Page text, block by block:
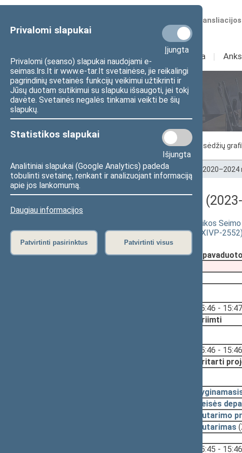
Privalomi slapukai
Įjungta
Privalomi (seanso) slapukai naudojami e-
seimas.lrs.lt ir www.e-tar.lt svetainėse, jie reikalingi
pagrindinių svetainės funkcijų veikimui užtikrinti ir
Jūsų duotam sutikimui su slapuku išsaugoti, jei tokį
davėte. Svetainės negalės tinkamai veikti be šių
slapukų.
Statistikos slapukai
Išjungta
Analitiniai slapukai (Google Analytics) padeda
tobulinti svetainę, renkant ir analizuojant informaciją
apie jos lankomumą.
Daugiau informacijos
Patvirtinti pasirinktus Patvirtinti visus
Numatomos transliacijos
Sudėtis Veikla I
Seimo posėdžiai
Posėdžiai Posėdžių
Pradžia>Seimo posėdžiai>Kadencijos 2020–2024
Darbotvarkės klausimas
Seimo nutarimo „Dėl Lietuvos Respublikos
patvirtinimo“ pakeitimo“ projektas (Nr. XIVP-2552)
Registravimo data:2023-03-21
Pateikė: Seimo Pirmininko pirmasis
15:46 - 15:47
Priimti
15:46 - 15:46
Pritarti
Teisės
Nutarimo
Nutarimas
15:45 - 15:46